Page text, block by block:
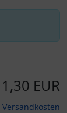
1,30 EUR
Versandkosten